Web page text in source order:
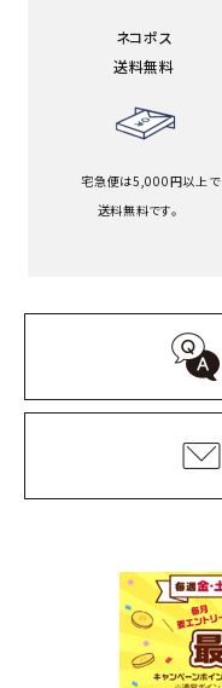
ネコポス
送料無料
宅急便は5,000円以上で
送料無料です。